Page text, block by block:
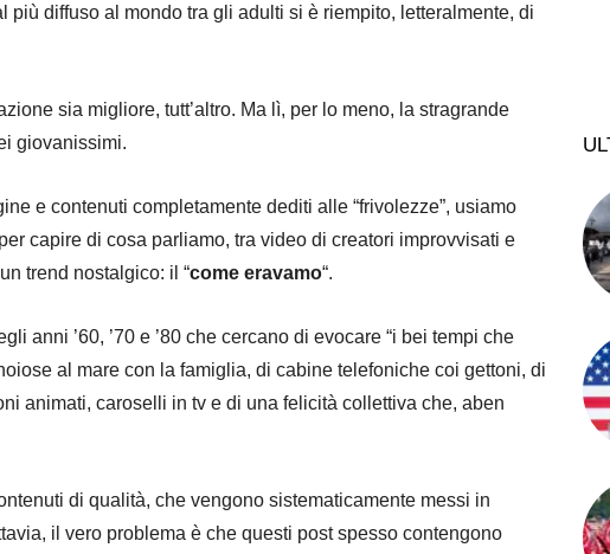
diffuso al mondo tra gli adulti si è riempito, letteralmente, di
sia migliore, tutt’altro. Ma lì, per lo meno, la stragrande
giovanissimi.
e contenuti completamente dediti alle “frivolezze”, usiamo
capire di cosa parliamo, tra video di creatori improvvisati e
trend nostalgico: il “come eravamo“.
anni ’60, ’70 e ’80 che cercano di evocare “i bei tempi che
al mare con la famiglia, di cabine telefoniche coi gettoni, di
animati, caroselli in tv e di una felicità collettiva che, aben
di qualità, che vengono sistematicamente messi in
il vero problema è che questi post spesso contengono